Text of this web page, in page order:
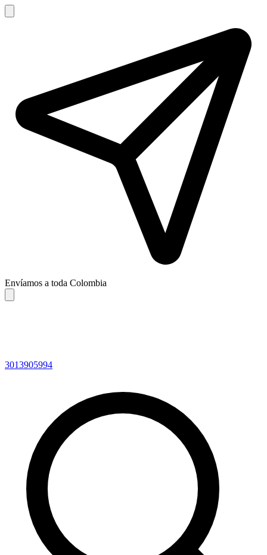
Envíamos a toda Colombia
3013905994